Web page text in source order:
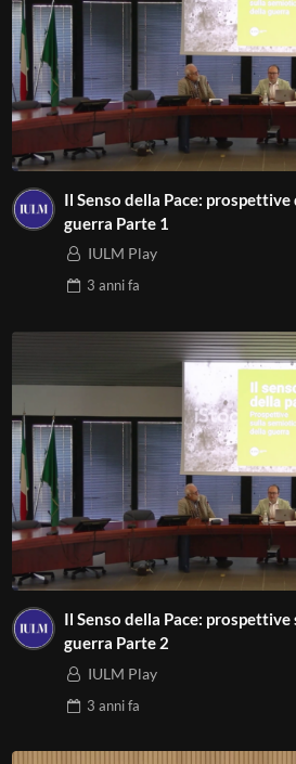
Il Senso della Pace:
guerra Parte 1
IULM Play
3 annifa
Il Senso della Pace:
guerra Parte 2
IULM Play
3 annifa